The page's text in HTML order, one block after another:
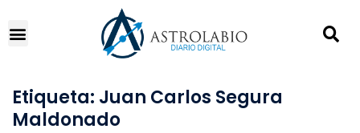
Etiqueta: Juan Carlos Segura
Maldonado